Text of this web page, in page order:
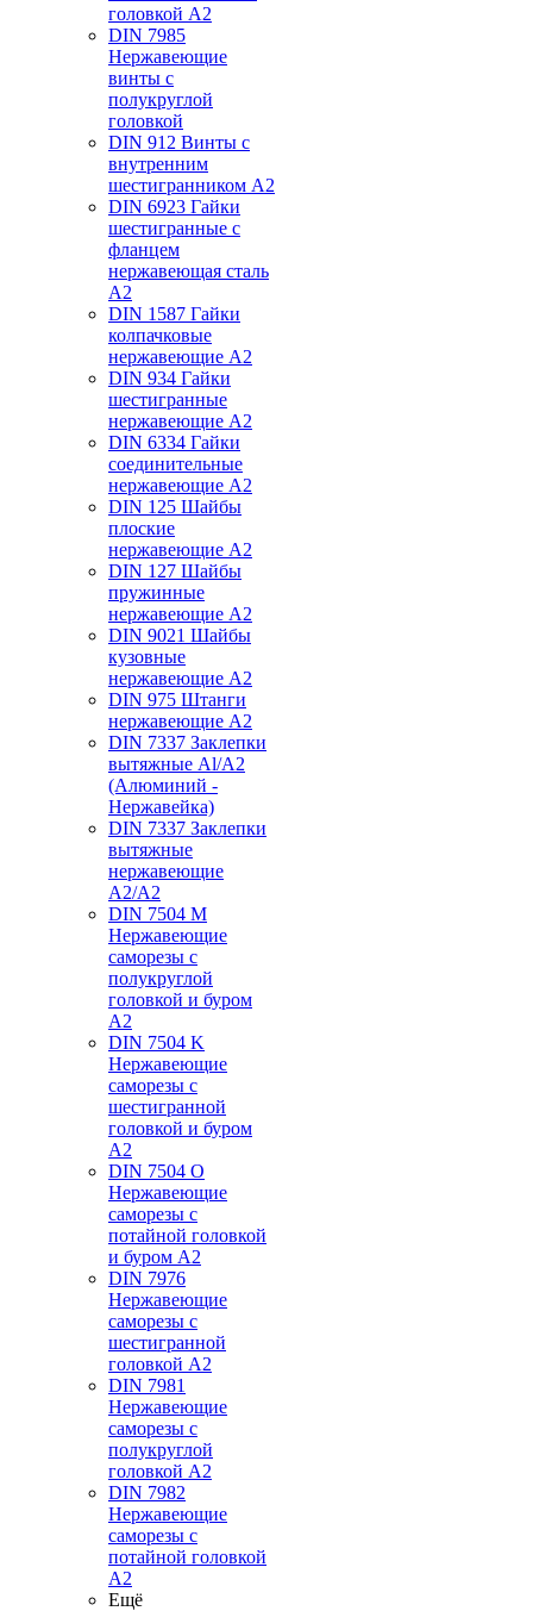
головкой А2
DIN 7985
Нержавеющие
винты с
полукруглой
головкой
DIN 912 Винты с
внутренним
шестигранником А2
DIN 6923 Гайки
шестигранные с
фланцем
нержавеющая сталь
А2
DIN 1587 Гайки
колпачковые
нержавеющие А2
DIN 934 Гайки
шестигранные
нержавеющие А2
DIN 6334 Гайки
соединительные
нержавеющие А2
DIN 125 Шайбы
плоские
нержавеющие А2
DIN 127 Шайбы
пружинные
нержавеющие А2
DIN 9021 Шайбы
кузовные
нержавеющие А2
DIN 975 Штанги
нержавеющие А2
DIN 7337 Заклепки
вытяжные Al/A2
(Алюминий -
Нержавейка)
DIN 7337 Заклепки
вытяжные
нержавеющие
A2/A2
DIN 7504 M
Нержавеющие
саморезы с
полукруглой
головкой и буром
А2
DIN 7504 K
Нержавеющие
саморезы с
шестигранной
головкой и буром
А2
DIN 7504 O
Нержавеющие
саморезы с
потайной головкой
и буром А2
DIN 7976
Нержавеющие
саморезы с
шестигранной
головкой А2
DIN 7981
Нержавеющие
саморезы с
полукруглой
головкой А2
DIN 7982
Нержавеющие
саморезы с
потайной головкой
А2
Ещё